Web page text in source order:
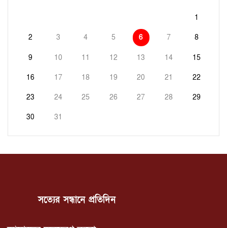
1
2 3 4 5 6 7 8
9 10 11 12 13 14 15
16 17 18 19 20 21 22
23 24 25 26 27 28 29
30 31
সত্যের সন্ধানে প্রতিদিন